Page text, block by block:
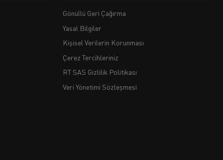
Gönüllü Geri Çağırma
Yasal Bilgiler
Kişisel Verilerin Korunması
Çerez Tercihleriniz
RT SAS Gizlilik Politikası
Veri Yönetimi Sözleşmesi